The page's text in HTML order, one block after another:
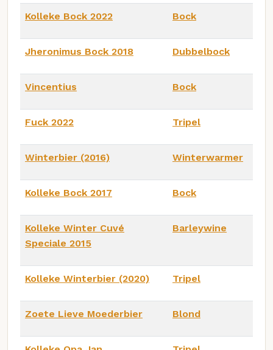
Kolleke Bock 2022 Bock
Jheronimus Bock 2018 Dubbelbock
Vincentius Bock
Fuck 2022 Tripel
Winterbier (2016) Winterwarmer
Kolleke Bock 2017 Bock
Kolleke Winter Cuvé
Speciale 2015
Barleywine
Kolleke Winterbier (2020) Tripel
Zoete Lieve Moederbier Blond